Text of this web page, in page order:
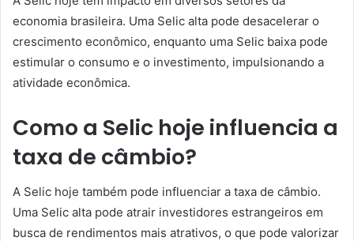
economia brasileira. Uma Selic alta pode desacelerar o
crescimento econômico, enquanto uma Selic baixa pode
estimular o consumo e o investimento, impulsionando a
atividade econômica.
Como a Selic hoje influencia a
taxa de câmbio?
A Selic hoje também pode influenciar a taxa de câmbio.
Uma Selic alta pode atrair investidores estrangeiros em
busca de rendimentos mais atrativos, o que pode valorizar